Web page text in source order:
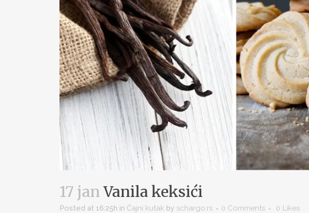
17 jan Vanila keksići
Posted at 16:25h in Čajni kutak by schargo.rs 0 Comments 0 Likes